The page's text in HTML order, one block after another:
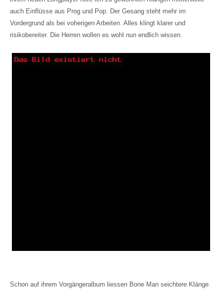
auch Einflüsse aus Prog und Pop. Der Gesang steht mehr im
Vordergrund als bei voherigen Arbeiten. Alles klingt klarer und
risikobereiter. Die Herren wollen es wohl nun endlich wissen.
Schon auf ihrem Vorgängeralbum liessen Bone Man seichtere Klänge